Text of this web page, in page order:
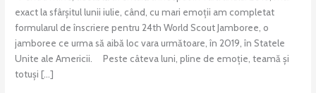
exact la sfârșitul lunii iulie, când, cu mari emoții am completat
formularul de înscriere pentru 24th World Scout Jamboree, o
jamboree ce urma să aibă loc vara următoare, în 2019, în Statele
Unite ale Americii. Peste câteva luni, pline de emoție, teamă și
totuși […]